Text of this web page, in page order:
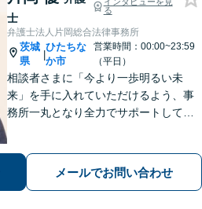
士
る
弁護士法人片岡総合法律事務所
茨城
県
|
ひたちな
か市
営業時間：00:00~23:59
（平日）
相談者さまに「今より一歩明るい未
来」を手に入れていただけるよう、事
務所一丸となり全力でサポートしてま
かした相続関連業務／交通事故などに
幅広く対応します【初回相談無料】
メールでお問い合わせ